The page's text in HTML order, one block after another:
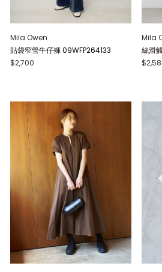
Mila Owen
貼袋窄管牛仔褲 09WFP264133
$2,700
Mila
絲滑